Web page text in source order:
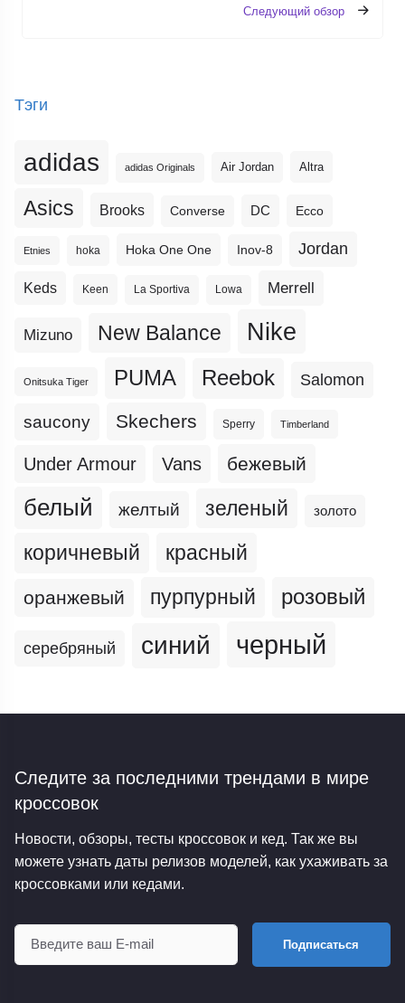
Следующий обзор
Тэги
adidas adidas Originals Air Jordan Altra
Asics Brooks Converse DC Ecco
Etnies hoka Hoka One One Inov-8 Jordan
Keds Keen La Sportiva Lowa Merrell
Mizuno New Balance Nike
Onitsuka Tiger PUMA Reebok Salomon
saucony Skechers Sperry Timberland
Under Armour Vans бежевый
белый желтый зеленый золото
коричневый красный
оранжевый пурпурный розовый
серебряный синий черный
Следите за последними трендами в мире
кроссовок
Новости, обзоры, тесты кроссовок и кед. Так же вы
можете узнать даты релизов моделей, как ухаживать за
кроссовками или кедами.
Подписаться